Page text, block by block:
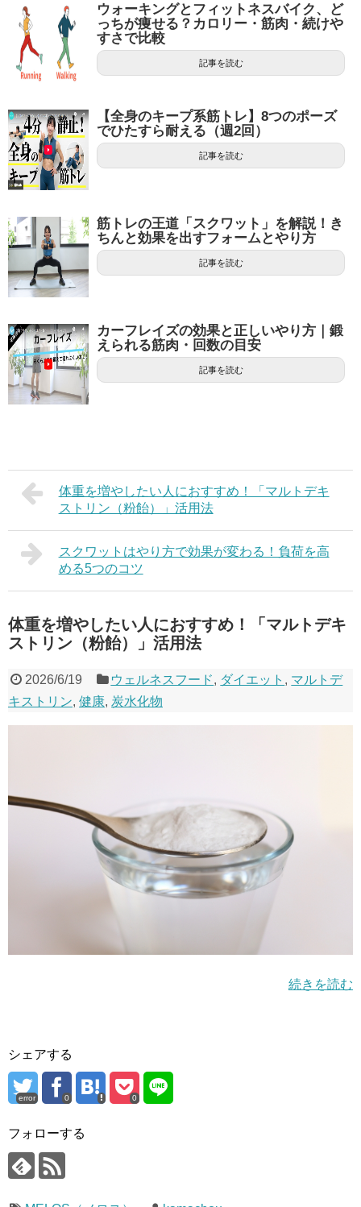
ウォーキングとフィットネスバイク、ど
っちが痩せる？カロリー・筋肉・続けや
すさで比較
記事を読む
【全身のキープ系筋トレ】8つのポーズ
でひたすら耐える（週2回）
記事を読む
筋トレの王道「スクワット」を解説！き
ちんと効果を出すフォームとやり方
記事を読む
カーフレイズの効果と正しいやり方｜鍛
えられる筋肉・回数の目安
記事を読む
体重を増やしたい人におすすめ！「マルトデキ
ストリン（粉飴）」活用法
スクワットはやり方で効果が変わる！負荷を高
める5つのコツ
体重を増やしたい人におすすめ！「マルトデキ
ストリン（粉飴）」活用法
2026/6/19 ウェルネスフード, ダイエット , マルトデ
キストリン, 健康, 炭水化物
続きを読む
シェアする
error 0 0
フォローする